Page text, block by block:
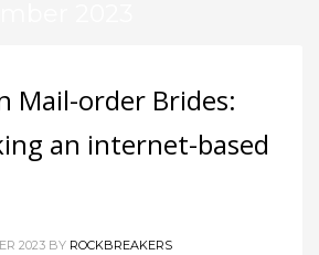
Mail-order Brides:
an internet-based
2023 BY ROCKBREAKERS